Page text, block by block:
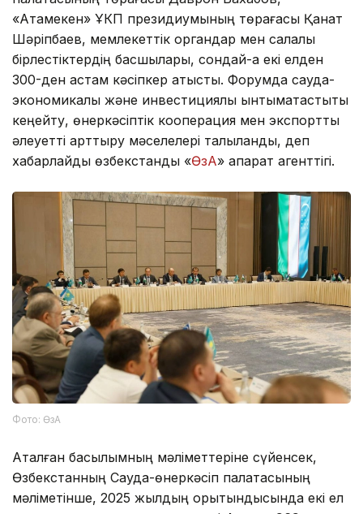
«Атамекен» ҰКП президиумының төрағасы Қанат
Шәріпбаев, мемлекеттік органдар мен салалық
бірлестіктердің басшылары, сондай-ақ екі елден
300-ден астам кәсіпкер қатысты. Форумда сауда-
экономикалық және инвестициялық ынтымақтастықты
кеңейту, өнеркәсіптік кооперация мен экспорттық
әлеуетті арттыру мәселелері талқыланды, деп
хабарлайды өзбекстандық «ӨзА» ақпарат агенттігі.
Фото: ӨзА
Аталған басылымның мәліметтеріне сүйенсек,
Өзбекстанның Сауда-өнеркәсіп палатасының
мәліметінше, 2025 жылдың қорытындысында екі ел